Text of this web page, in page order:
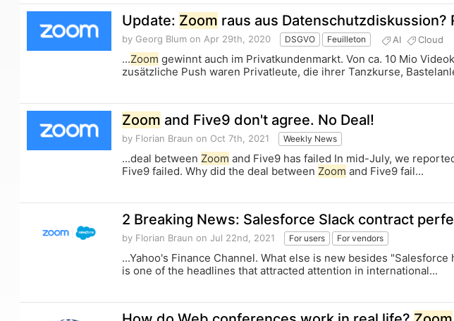
Update: Zoom raus aus Datenschutzdiskussion?
by Georg Blum on Apr 29th, 2020 DSGVO Feuilleton AI Cloud
...Zoom gewinnt auch im Privatkundenmarkt. Von ca. 10 Mio
zusätzliche Push waren Privatleute, die ihrer Tanzkurse,
Zoom and Five9 don't agree. No Deal!
by Florian Braun on Oct 7th, 2021 Weekly News
...deal between Zoom and Five9 has failed In mid-July, we
Five9 failed. Why did the deal between Zoom and Five9 fail...
2 Breaking News: Salesforce Slack contract
by Florian Braun on Jul 22nd, 2021 For users For vendors
...Yahoo's Finance Channel. What else is new besides
is one of the headlines that attracted attention in international...